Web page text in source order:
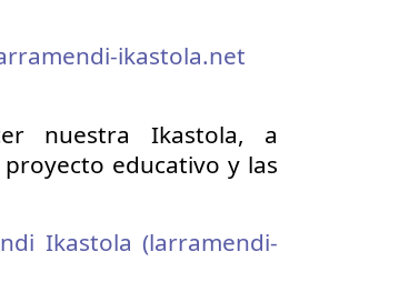
ikastola.net
nuestra Ikastola, a
educativo y las
Ikastola (larramendi-